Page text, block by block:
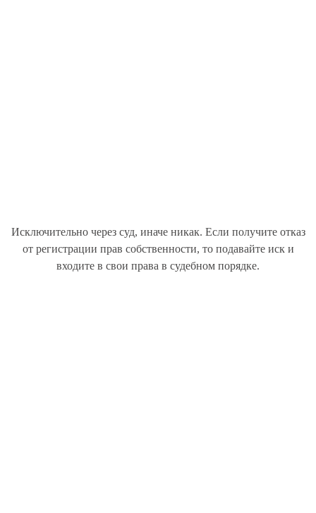
Исключительно через суд, иначе никак. Если получите отказ
от регистрации прав собственности, то подавайте иск и
входите в свои права в судебном порядке.